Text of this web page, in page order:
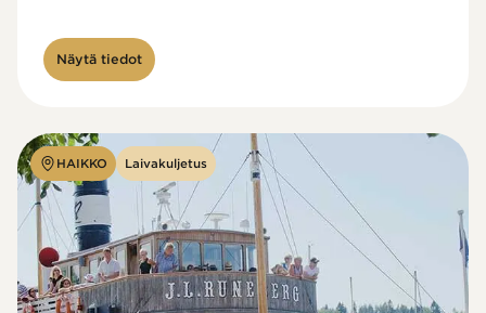
Näytä tiedot
HAIKKO Laivakuljetus